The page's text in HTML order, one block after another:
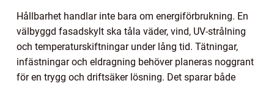
Hållbarhet handlar inte bara om energiförbrukning. En
välbyggd fasadskylt ska tåla väder, vind, UV-strålning
och temperaturskiftningar under lång tid. Tätningar,
infästningar och eldragning behöver planeras noggrant
för en trygg och driftsäker lösning. Det sparar både